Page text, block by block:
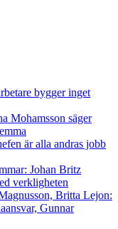
bygger inget
Mohamsson säger
är alla andras jobb
Johan Britz
verkligheten
Britta Lejon:
Gunnar